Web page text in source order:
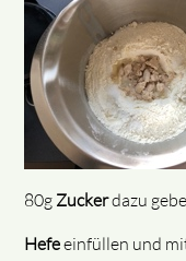
80g Zuckerdazu
Hefeeinfüllen und